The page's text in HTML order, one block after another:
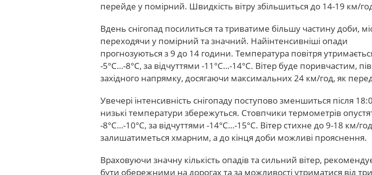
перейде у помірний. Швидкість вітру збільшиться до 14-19 км/
Вдень снігопад посилиться та триватиме більшу частину доби,
переходячи у помірний та значний. Найінтенсивніші опади
прогнозуються з 9 до 14 години. Температура повітря
-5°C…-8°C, за відчуттями -11°C…-14°C. Вітер буде поривчастим,
західного напрямку, досягаючи максимальних 24 км/год, як
Увечері інтенсивність снігопаду поступово зменшиться після
низькі температури збережуться. Стовпчики термометрів
-8°C…-10°C, за відчуттями -14°C…-15°C. Вітер стихне до 9-18 км/
залишатиметься хмарним, а до кінця доби можливі прояснення.
Враховуючи значну кількість опадів та сильний вітер,
бути обережними на дорогах та за можливості утриматися від